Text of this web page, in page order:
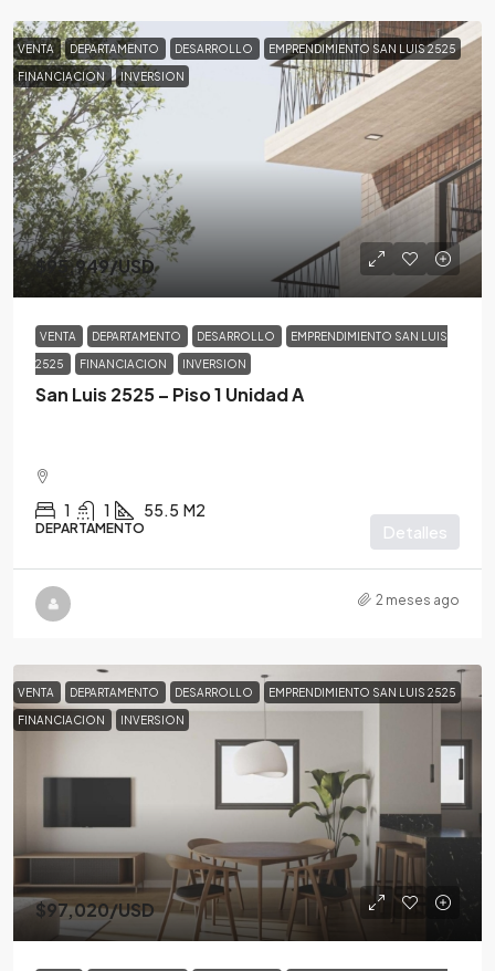
VENTA DEPARTAMENTO DESARROLLO EMPRENDIMIENTO SAN LUIS 2525
FINANCIACION INVERSION
$95,949/USD
VENTA DEPARTAMENTO DESARROLLO EMPRENDIMIENTO SAN LUIS
2525 FINANCIACION INVERSION
San Luis 2525 – Piso 1 Unidad A
1 1 55.5 M2
DEPARTAMENTO Detalles
2 meses ago
VENTA DEPARTAMENTO DESARROLLO EMPRENDIMIENTO SAN LUIS 2525
FINANCIACION INVERSION
$97,020/USD